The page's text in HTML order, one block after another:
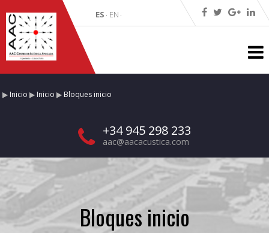
ES · EN ·
Inicio Inicio Bloques inicio
+34 945 298 233
aac@aacacustica.com
Bloques inicio